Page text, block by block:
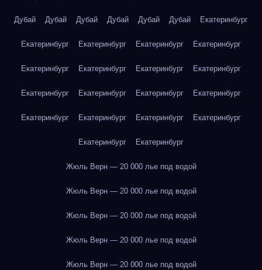
Дубай Дубай Дубай Дубай Дубай Дубай Екатеринбург
Екатеринбург Екатеринбург Екатеринбург Екатеринбург
Екатеринбург Екатеринбург Екатеринбург Екатеринбург
Екатеринбург Екатеринбург Екатеринбург Екатеринбург
Екатеринбург Екатеринбург Екатеринбург Екатеринбург
Екатеринбург Екатеринбург
Жюль Верн — 20 000 лье под водой
Жюль Верн — 20 000 лье под водой
Жюль Верн — 20 000 лье под водой
Жюль Верн — 20 000 лье под водой
Жюль Верн — 20 000 лье под водой